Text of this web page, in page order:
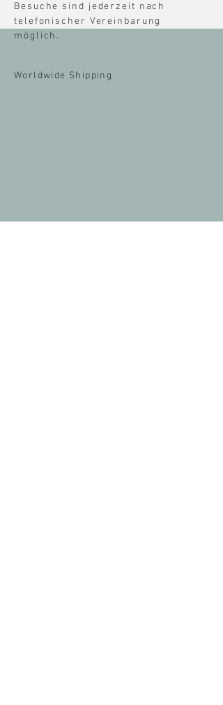
Besuche sind jederzeit nach
telefonischer Vereinbarung
möglich.
Worldwide Shipping